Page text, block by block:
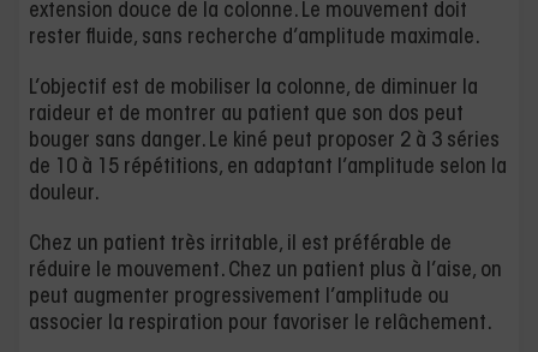
extension douce de la colonne. Le mouvement doit
rester fluide, sans recherche d’amplitude maximale.
L’objectif est de mobiliser la colonne, de diminuer la
raideur et de montrer au patient que son dos peut
bouger sans danger. Le kiné peut proposer 2 à 3 séries
de 10 à 15 répétitions, en adaptant l’amplitude selon la
douleur.
Chez un patient très irritable, il est préférable de
réduire le mouvement. Chez un patient plus à l’aise, on
peut augmenter progressivement l’amplitude ou
associer la respiration pour favoriser le relâchement.